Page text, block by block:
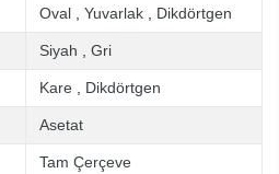
Oval Yuvarlak Dikdörtgen
Siyah Gri
Kare Dikdörtgen
Asetat
Tam Çerçeve